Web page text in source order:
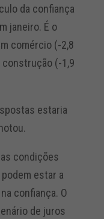
da confiança
janeiro. É o
comércio (-2,8
(-1,9
estaria
condições
estar a
confiança. O
de juros